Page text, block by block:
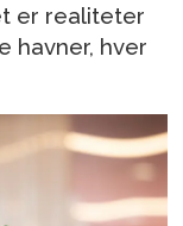
er realiteter
havner, hver